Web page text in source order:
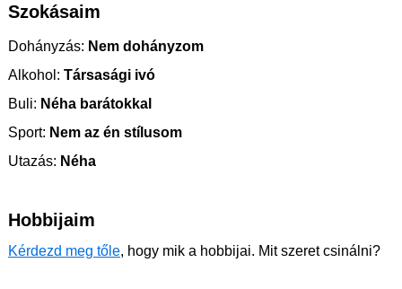
Szokásaim
Dohányzás: Nem dohányzom
Alkohol: Társasági ivó
Buli: Néha barátokkal
Sport: Nem az én stílusom
Utazás: Néha
Hobbijaim
Kérdezd meg tőle, hogy mik a hobbijai. Mit szeret csinálni?